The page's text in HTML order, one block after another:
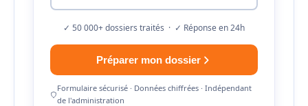
✓ 50 000+ dossiers traités · ✓ Réponse en 24h
Préparer mon dossier
Formulaire sécurisé · Données chiffrées · Indépendant
de l'administration